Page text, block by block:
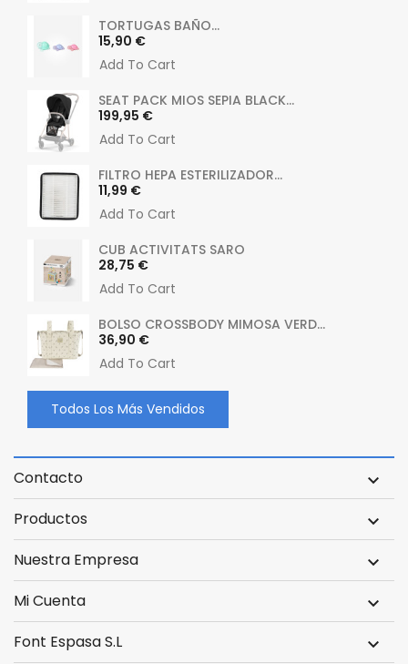
TORTUGAS BAÑO...
Precio
15,90 €
Add To Cart
SEAT PACK MIOS SEPIA BLACK...
Precio
199,95 €
Add To Cart
FILTRO HEPA ESTERILIZADOR...
Precio
11,99 €
Add To Cart
CUB ACTIVITATS SARO
Precio
28,75 €
Add To Cart
BOLSO CROSSBODY MIMOSA VERD...
Precio
36,90 €
Add To Cart
Todos Los Más Vendidos
Contacto 
Productos 
Nuestra Empresa 
Mi Cuenta 
Font Espasa S.L 